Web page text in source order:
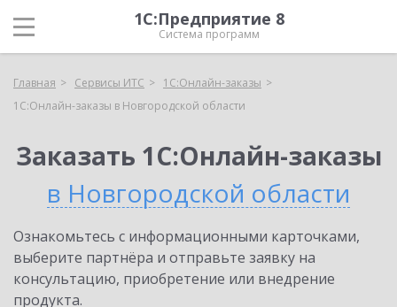
1С:Предприятие 8
Система программ
Главная Сервисы ИТС
1С:Онлайн-заказы
1С:Онлайн-заказы в Новгородской области
Заказать 1С:Онлайн-заказы
в Новгородской области
Ознакомьтесь с информационными карточками,
выберите партнёра и отправьте заявку на
консультацию, приобретение или внедрение
продукта.